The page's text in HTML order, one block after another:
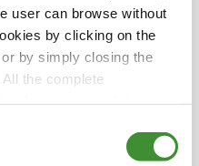
user can browse without
by clicking on the
or by simply closing the
the complete
bei der Entmistung
Halt bieten.
Weg in die Zukunft, in
für Qualität